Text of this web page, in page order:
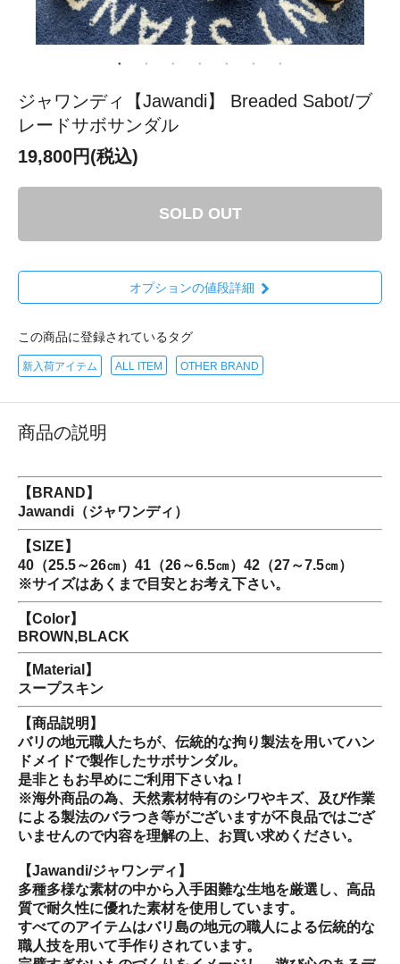
ジャワンディ【Jawandi】 Breaded Sabot/ブ
レードサボサンダル
19,800円(税込)
SOLD OUT
オプションの値段詳細
この商品に登録されているタグ
新入荷アイテム ALL ITEM OTHER BRAND
商品の説明
【BRAND】
Jawandi（ジャワンディ）
【SIZE】
40（25.5～26㎝）41（26～6.5㎝）42（27～7.5㎝）
※サイズはあくまで目安とお考え下さい。
【Color】
BROWN,BLACK
【Material】
スープスキン
【商品説明】
バリの地元職人たちが、伝統的な拘り製法を用いてハン
ドメイドで製作したサボサンダル。
是非ともお早めにご利用下さいね！
※海外商品の為、天然素材特有のシワやキズ、及び作業
による製法のバラつき等がございますが不良品ではござ
いませんので内容を理解の上、お買い求めください。
【Jawandi/ジャワンディ】
多種多様な素材の中から入手困難な生地を厳選し、高品
質で耐久性に優れた素材を使用しています。
すべてのアイテムはバリ島の地元の職人による伝統的な
職人技を用いて手作りされています。